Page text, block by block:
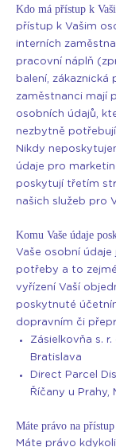
Kdo má přístup k
přístup k Vašim
interních
pracovní náplň
balení,
zaměstnanci mají
osobních údajů,
nezbytně
Nikdy
údaje pro
poskytují třetím
našich služeb pro
Komu Vaše údaje
Vaše osobní
potřeby a to
vyřízení Vaší
poskytnuté
dopravním či
Zásielkovňa s.
Bratislava
Direct Parcel
Říčany u Prahy,
Máte právo na
Máte právo